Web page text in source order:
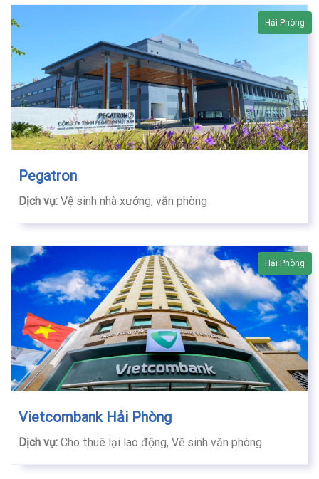
Hải Phòng
Pegatron
Dịch vụ: Vệ sinh nhà xưởng, văn phòng
Hải Phòng
Vietcombank Hải Phòng
Dịch vụ: Cho thuê lại lao động, Vệ sinh văn phòng